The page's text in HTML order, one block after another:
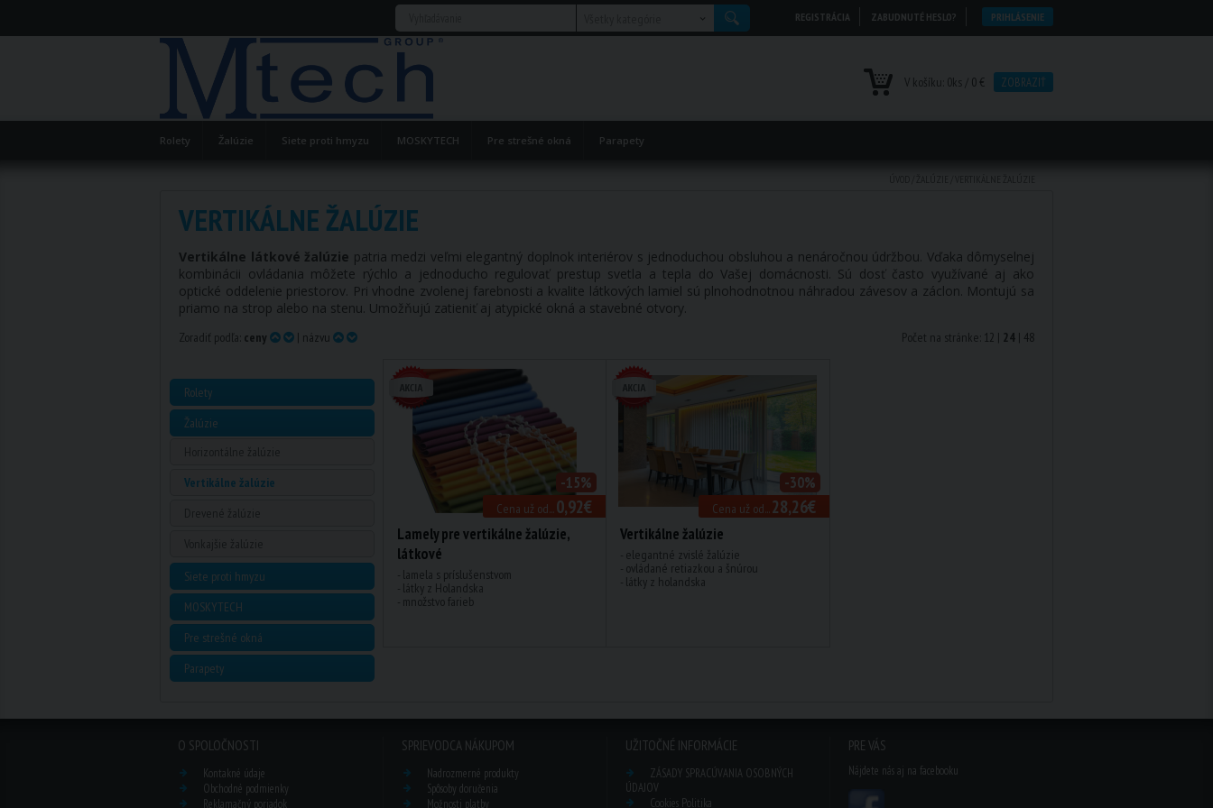
REGISTRÁCIA ZABUDNUTÉ HESLO? PRIHLÁSENIE
V košíku: 0ks / 0 € ZOBRAZIŤ
Rolety Žalúzie Siete proti hmyzu MOSKYTECH Pre strešné okná Parapety
VERTIKÁLNE ŽALÚZIE
Vertikálne látkové žalúzie patria medzi veľmi elegantný doplnok interiérov s jednoduchou obsluhou a nenáročnou údržbou. Vďaka dômyselnej
kombinácii ovládania môžete rýchlo a jednoducho regulovať prestup svetla a tepla do Vašej domácnosti. Sú dosť často využívané aj ako
optické oddelenie priestorov. Pri vhodne zvolenej farebnosti a kvalite látkových lamiel sú plnohodnotnou náhradou závesov a záclon. Montujú sa
priamo na strop alebo na stenu. Umožňujú zatieniť aj atypické okná a stavebné otvory.
Zoradiť podľa: ceny | názvu Počet na stránke: 12 | 24 | 48
Rolety
Žalúzie
Vertikálne žalúzie
Siete proti hmyzu
MOSKYTECH
Pre strešné okná
Parapety
Cena už od...0,92€
-15%
Lamely pre vertikálne žalúzie,
látkové
- lamela s príslušenstvom
- látky z Holandska
- množstvo farieb
Cena už od...28,26€
-30%
Vertikálne žalúzie
- elegantné zvislé žalúzie
- ovládané retiazkou a šnúrou
- látky z holandska
O SPOLOČNOSTI
Kontakné údaje
Obchodné podmienky
Reklamačný poriadok
SPRIEVODCA NÁKUPOM
Nadrozmerné produkty
Spôsoby doručenia
Možnosti platby
UŽITOČNÉ INFORMÁCIE
ZÁSADY SPRACÚVANIA OSOBNÝCH
ÚDAJOV
Cookies Politika
PRE VÁS
Nájdete nás aj na facebooku